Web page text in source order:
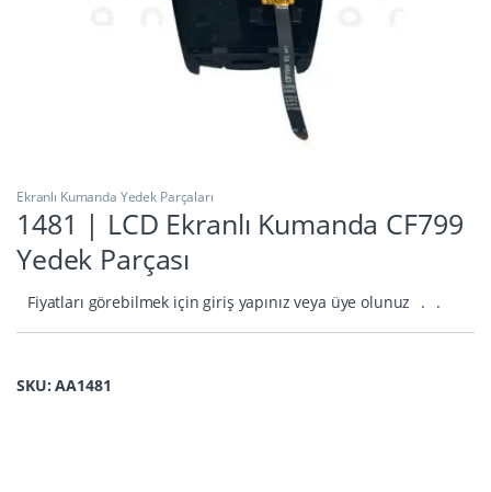
Ekranlı Kumanda Yedek Parçaları
1481 | LCD Ekranlı Kumanda CF799
Yedek Parçası
Fiyatları görebilmek için giriş yapınız veya üye olunuz . .
SKU: AA1481